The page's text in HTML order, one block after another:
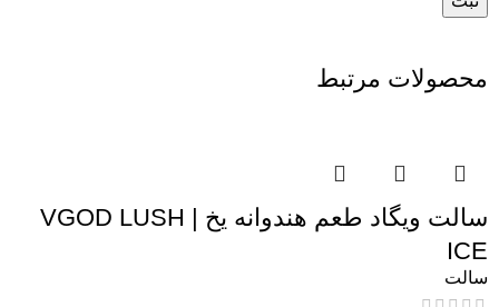
محصولات مرتبط
سالت ویگاد طعم هندوانه یخ | VGOD LUSH
ICE
سالت